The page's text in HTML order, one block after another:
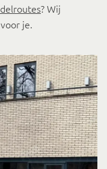
? Wij
je.